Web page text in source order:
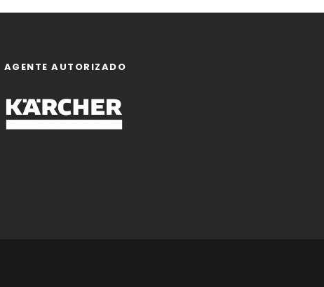
AGENTE AUTORIZADO